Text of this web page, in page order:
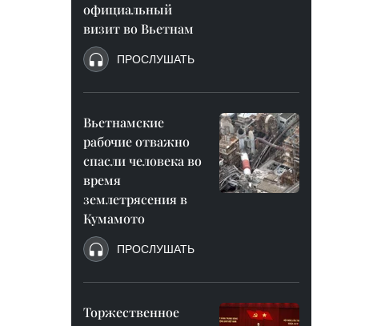
официальный
визит во Вьетнам
ПРОСЛУШАТЬ
Вьетнамские
рабочие отважно
спасли человека во
время
землетрясения в
Кумамото
ПРОСЛУШАТЬ
Торжественное